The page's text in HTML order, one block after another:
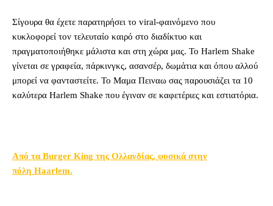
Σίγουρα θα έχετε παρατηρήσει το viral-φαινόμενο που
κυκλοφορεί τον τελευταίο καιρό στο διαδίκτυο και
πραγματοποιήθηκε μάλιστα και στη χώρα μας. Το Harlem Shake
γίνεται σε γραφεία, πάρκινγκς, ασανσέρ, δωμάτια και όπου αλλού
μπορεί να φανταστείτε. Το Μαμα Πειναω σας παρουσιάζει τα 10
καλύτερα Harlem Shake που έγιναν σε καφετέριες και εστιατόρια.
Από τα Burger King της Ολλανδίας, φυσικά στην
πόλη Haarlem.